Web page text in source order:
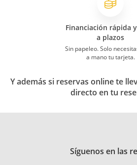
Financiación rápida
a plazos
Sin papeleo. Solo
a mano tu tarjeta.
Y además si reservas online te
directo en tu
Síguenos en las